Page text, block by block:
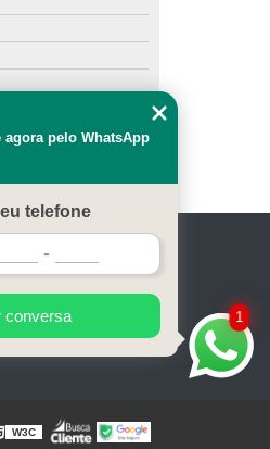
Penal –
Contato Mapa do site
1
agora pelo WhatsApp
telefone
conversa
W3C